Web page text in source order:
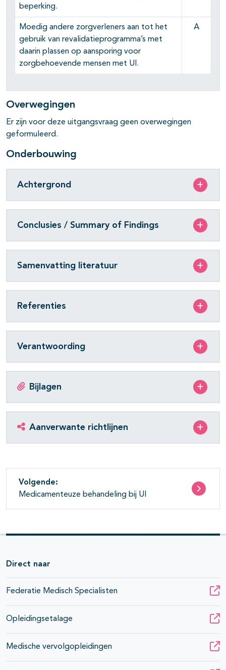
beperking.
Moedig andere zorgverleners aan tot het
gebruik van revalidatieprogramma’s met
daarin plassen op aansporing voor
zorgbehoevende mensen met UI.
A
Overwegingen
Er zijn voor deze uitgangsvraag geen overwegingen
geformuleerd.
Onderbouwing
Achtergrond
Conclusies / Summary of Findings
Samenvatting literatuur
Referenties
Verantwoording
Bijlagen
Aanverwante richtlijnen
Volgende:
Medicamenteuze behandeling bij UI
Direct naar
Federatie Medisch Specialisten
Opleidingsetalage
Medische vervolgopleidingen